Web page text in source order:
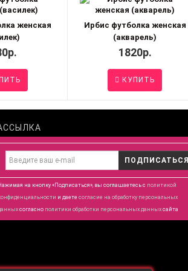
женская
Ирбис футболка женская
(акварель)
1820р.
КУПИТЬ
ПОДПИСАТЬСЯ
на кнопку «Подписаться», вы соглашаетесь с политикой
и даете согласие на обработку персональных
согласно политики обработки персональных данных сайта